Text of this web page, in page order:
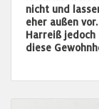
nicht und
eher außen
Harreiß jedoch
diese